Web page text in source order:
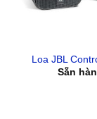
Loa JBL
Sẵn